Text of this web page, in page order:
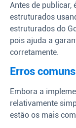
Antes de publicar,
estruturados
estruturados do
pois ajuda a
corretamente.
Erros
Embora a
relativamente
estão os mais